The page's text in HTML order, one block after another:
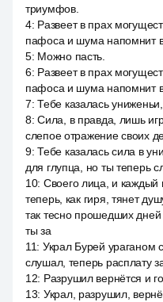
триумфов.
4: Развеет в прах
пафоса и шума напомнит
5: Можно пасть.
6: Развеет в прах
пафоса и шума напомнит
7:Тебе казалась
8:Сила, в правда, лишь
слепое отражение своих
9:Тебе казалась сила в
для глупца, но ты теперь
10: Своего лица, и каждый
теперь, как гиря, тянет
так тесно прошедших дней
ты за
11: Украл Бурей ураганом
слушал, теперь расплату
12: Разрушил вернётся и
13: Украл, разрушил,